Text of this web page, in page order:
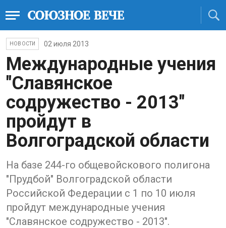
НОВОСТИ 02 июля 2013
Международные учения
"Славянское
содружество - 2013"
пройдут в
Волгоградской области
На базе 244-го общевойскового полигона
"Прудбой" Волгоградской области
Российской Федерации с 1 по 10 июля
пройдут международные учения
"Славянское содружество - 2013".